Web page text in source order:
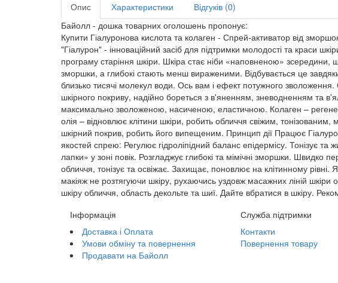
Опис Характеристики
Відгуків (0)
Байолл - дошка товарних оголошень пропонує:
Купити Гіалуронова кислота та колаген - Спрей-активатор від
"Гіалурон" - інноваційний засіб для підтримки молодості та краси
програму старіння шкіри. Шкіра стає ніби «наповненою»
зморшки, а глибокі стають менш вираженими. Відбувається це
близько тисячі молекул води. Ось вам і ефект потужного
шкірного покриву, надійно бореться з в'яненням, зневодненням та
максимально зволоженою, насиченою, еластичною. Колаген –
олія – відновлює клітини шкіри, робить обличчя свіжим,
шкірний покрив, робить його випещеним. Принцип дії Працює
якостей спрею: Регулює гідроліпідний баланс епідермісу. Тонізує та
лапки» у зоні повік. Розгладжує глибокі та мімічні зморшки.
обличчя, тонізує та освіжає. Захищає, поновлює на клітинному рівні.
макіяж не розтягуючи шкіру, рухаючись уздовж масажних ліній
шкіру обличчя, область декольте та шиї. Дайте вбратися в шкіру.
Інформація
Доставка і Оплата
Умови обміну та повернення
Продавати на Байолл
Служба підтримки
Контакти
Повернення товару